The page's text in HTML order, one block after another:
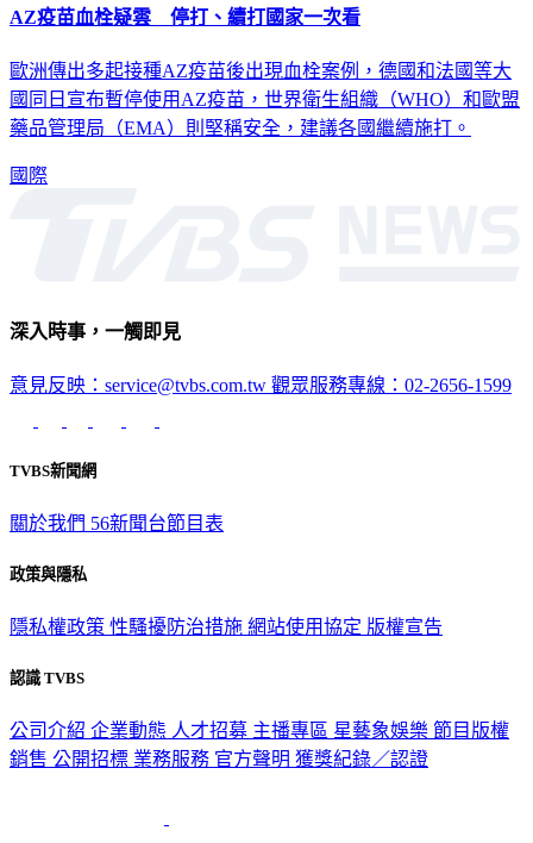
AZ疫苗血栓疑雲 停打、續打國家一次看
歐洲傳出多起接種AZ疫苗後出現血栓案例，德國和法國等大
國同日宣布暫停使用AZ疫苗，世界衛生組織（WHO）和歐盟
藥品管理局（EMA）則堅稱安全，建議各國繼續施打。
國際
深入時事，一觸即見
意見反映：service@tvbs.com.tw 觀眾服務專線：02-2656-1599
TVBS新聞網
關於我們 56新聞台節目表
政策與隱私
隱私權政策 性騷擾防治措施 網站使用協定 版權宣告
認識 TVBS
公司介紹 企業動態 人才招募 主播專區 星藝象娛樂 節目版權
銷售 公開招標 業務服務 官方聲明 獲獎紀錄／認證